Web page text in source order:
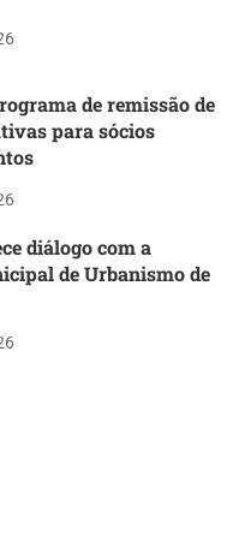
de remissão de
para sócios
diálogo com a
de Urbanismo de